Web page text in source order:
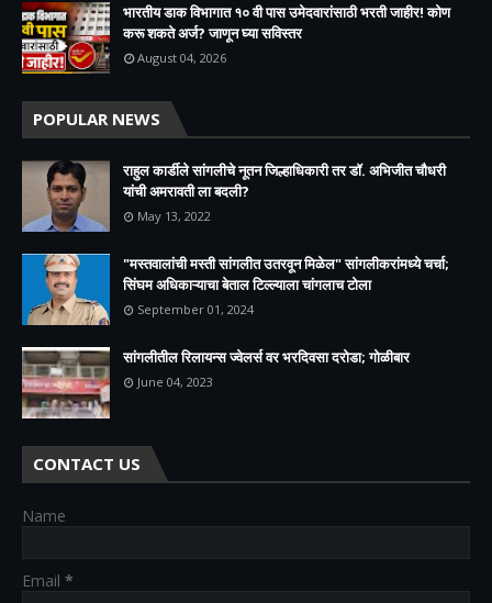
भारतीय डाक विभागात १० वी पास उमेदवारांसाठी भरती जाहीर! कोण
करू शकते अर्ज? जाणून घ्या सविस्तर
August 04, 2026
POPULAR NEWS
राहुल कार्डीले सांगलीचे नूतन जिल्हाधिकारी तर डॉ. अभिजीत चौधरी
यांची अमरावती ला बदली?
May 13, 2022
"मस्तवालांची मस्ती सांगलीत उतरवून मिळेल" सांगलीकरांमध्ये चर्चा;
सिंघम अधिकाऱ्याचा बेताल टिल्ल्याला चांगलाच टोला
September 01, 2024
सांगलीतील रिलायन्स ज्वेलर्स वर भरदिवसा दरोडा; गोळीबार
June 04, 2023
CONTACT US
Name
Email *